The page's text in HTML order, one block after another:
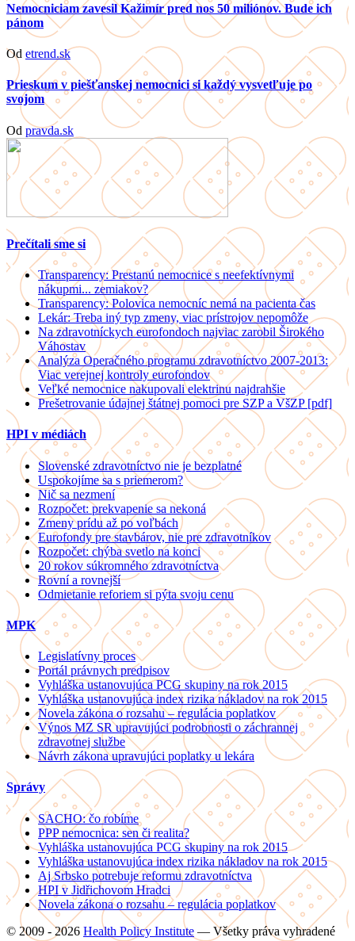
Nemocniciam zavesil Kažimír pred nos 50 miliónov. Bude ich
pánom
Od etrend.sk
Prieskum v piešťanskej nemocnici si každý vysvetľuje po
svojom
Od pravda.sk
Prečítali sme si
Transparency: Prestanú nemocnice s neefektívnymi
nákupmi... zemiakov?
Transparency: Polovica nemocníc nemá na pacienta čas
Lekár: Treba iný typ zmeny, viac prístrojov nepomôže
Na zdravotníckych eurofondoch najviac zarobil Širokého
Váhostav
Analýza Operačného programu zdravotníctvo 2007-2013:
Viac verejnej kontroly eurofondov
Veľké nemocnice nakupovali elektrinu najdrahšie
Prešetrovanie údajnej štátnej pomoci pre SZP a VšZP [pdf]
HPI v médiách
Slovenské zdravotníctvo nie je bezplatné
Uspokojíme sa s priemerom?
Nič sa nezmení
Rozpočet: prekvapenie sa nekoná
Zmeny prídu až po voľbách
Eurofondy pre stavbárov, nie pre zdravotníkov
Rozpočet: chýba svetlo na konci
20 rokov súkromného zdravotníctva
Rovní a rovnejší
Odmietanie reforiem si pýta svoju cenu
MPK
Legislatívny proces
Portál právnych predpisov
Vyhláška ustanovujúca PCG skupiny na rok 2015
Vyhláška ustanovujúca index rizika nákladov na rok 2015
Novela zákona o rozsahu – regulácia poplatkov
Výnos MZ SR upravujúci podrobnosti o záchrannej
zdravotnej službe
Návrh zákona upravujúci poplatky u lekára
Správy
SACHO: čo robíme
PPP nemocnica: sen či realita?
Vyhláška ustanovujúca PCG skupiny na rok 2015
Vyhláška ustanovujúca index rizika nákladov na rok 2015
Aj Srbsko potrebuje reformu zdravotníctva
HPI v Jidřichovom Hradci
Novela zákona o rozsahu – regulácia poplatkov
© 2009 - 2026 Health Policy Institute — Všetky práva vyhradené